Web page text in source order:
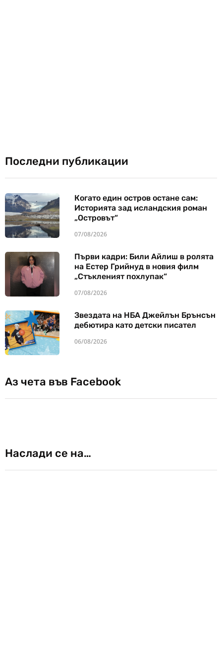
Последни публикации
Когато един остров остане сам:
Историята зад исландския роман
„Островът“
07/08/2026
Първи кадри: Били Айлиш в ролята
на Естер Грийнуд в новия филм
„Стъкленият похлупак“
07/08/2026
Звездата на НБА Джейлън Брънсън
дебютира като детски писател
06/08/2026
Аз чета във Facebook
Наслади се на…